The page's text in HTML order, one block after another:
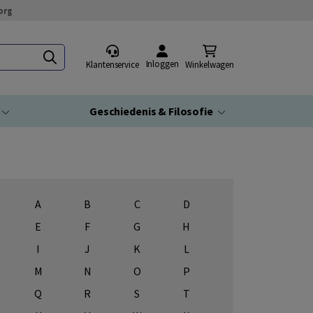
Klantenservice Inloggen Winkelwagen
Geschiedenis & Filosofie
A B C
D
E
F G
H
I
J K
L
M
N O
P
Q
R S
T